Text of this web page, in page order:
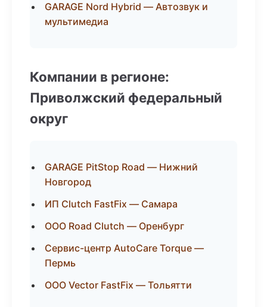
GARAGE Nord Hybrid — Автозвук и
мультимедиа
Компании в регионе:
Приволжский федеральный
округ
GARAGE PitStop Road — Нижний
Новгород
ИП Clutch FastFix — Самара
ООО Road Clutch — Оренбург
Сервис-центр AutoCare Torque —
Пермь
ООО Vector FastFix — Тольятти